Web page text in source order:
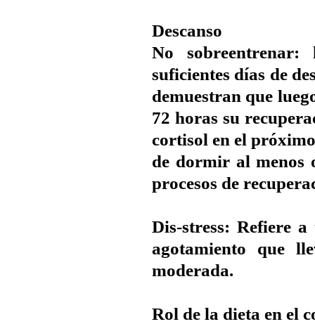
Descanso
No
suficientes días de
demuestran que
72 horas su
cortisol en el
de dormir al menos
procesos de
Dis-stress: Refiere
agotamiento que
moderada.
Rol de la dieta en el